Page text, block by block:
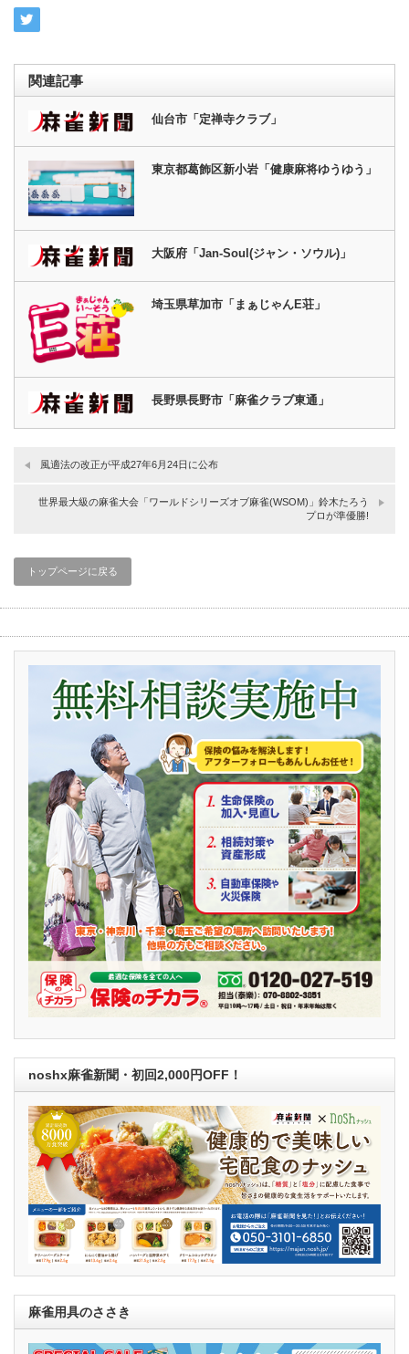
関連記事
仙台市「定禅寺クラブ」
東京都葛飾区新小岩「健康麻将ゆうゆう」
大阪府「Jan-Soul(ジャン・ソウル)」
埼玉県草加市「まぁじゃんE荘」
長野県長野市「麻雀クラブ東通」
風適法の改正が平成27年6月24日に公布
世界最大級の麻雀大会「ワールドシリーズオブ麻雀(WSOM)」鈴木たろう
プロが準優勝!
トップページに戻る
noshx麻雀新聞・初回2,000円OFF！
麻雀用具のささき